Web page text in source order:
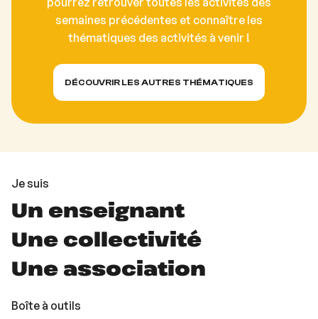
semaines précédentes et connaître les
thématiques des activités à venir !
DÉCOUVRIR LES AUTRES THÉMATIQUES
Je suis
Un enseignant
Une collectivité
Une association
Boîte à outils